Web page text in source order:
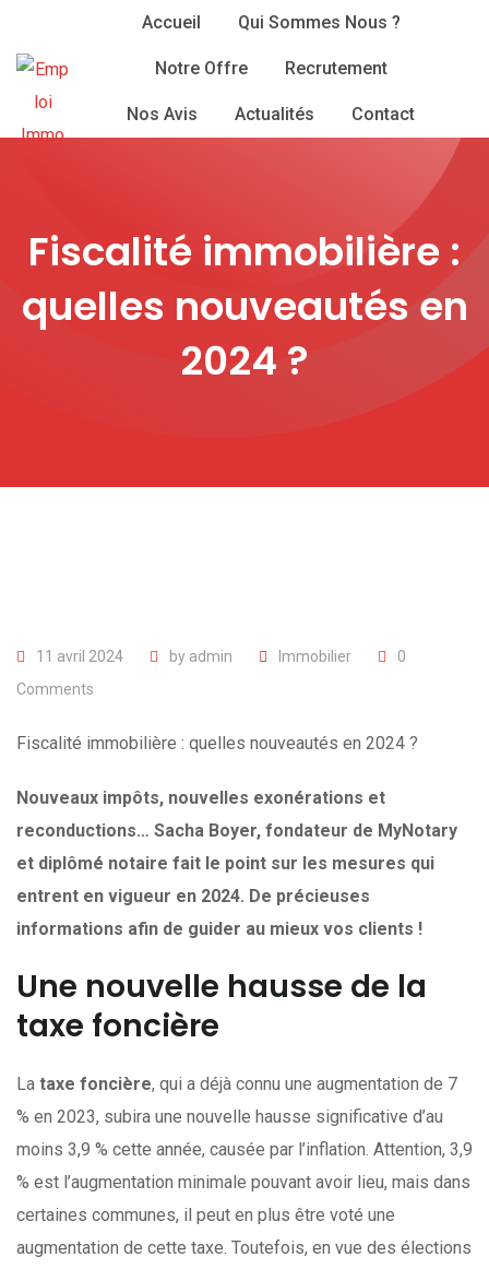
content
Accueil Qui Sommes Nous ?
Notre Offre Recrutement
Nos Avis Actualités Contact
Fiscalité immobilière :
quelles nouveautés en
2024 ?
11 avril 2024 by admin Immobilier
0
Comments
Fiscalité immobilière : quelles nouveautés en 2024 ?
Nouveaux impôts, nouvelles exonérations et
reconductions… Sacha Boyer, fondateur de MyNotary
et diplômé notaire fait le point sur les mesures qui
entrent en vigueur en 2024. De précieuses
informations afin de guider au mieux vos clients !
Une nouvelle hausse de la
taxe foncière
La taxe foncière, qui a déjà connu une augmentation de 7
% en 2023, subira une nouvelle hausse significative d’au
moins 3,9 % cette année, causée par l’inflation. Attention, 3,9
% est l’augmentation minimale pouvant avoir lieu, mais dans
certaines communes, il peut en plus être voté une
augmentation de cette taxe. Toutefois, en vue des élections